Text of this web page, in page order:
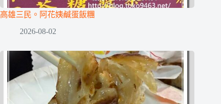
高雄三民。阿花姨鹹蛋飯糰
2026-08-02